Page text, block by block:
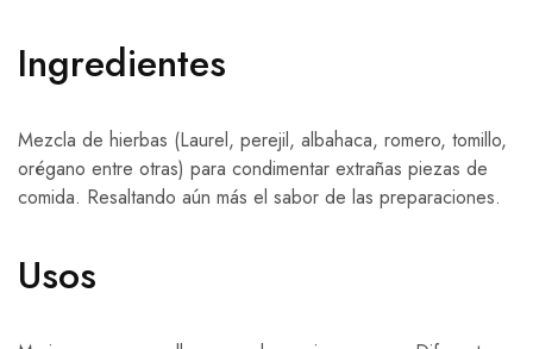
Ingredientes
Mezcla de hierbas (Laurel, perejil, albahaca, romero, tomillo,
orégano entre otras) para condimentar extrañas piezas de
comida. Resaltando aún más el sabor de las preparaciones.
Usos